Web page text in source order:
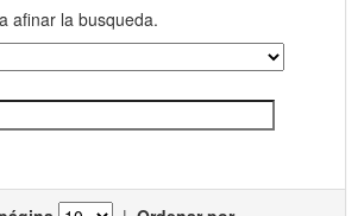
afinar la busqueda.